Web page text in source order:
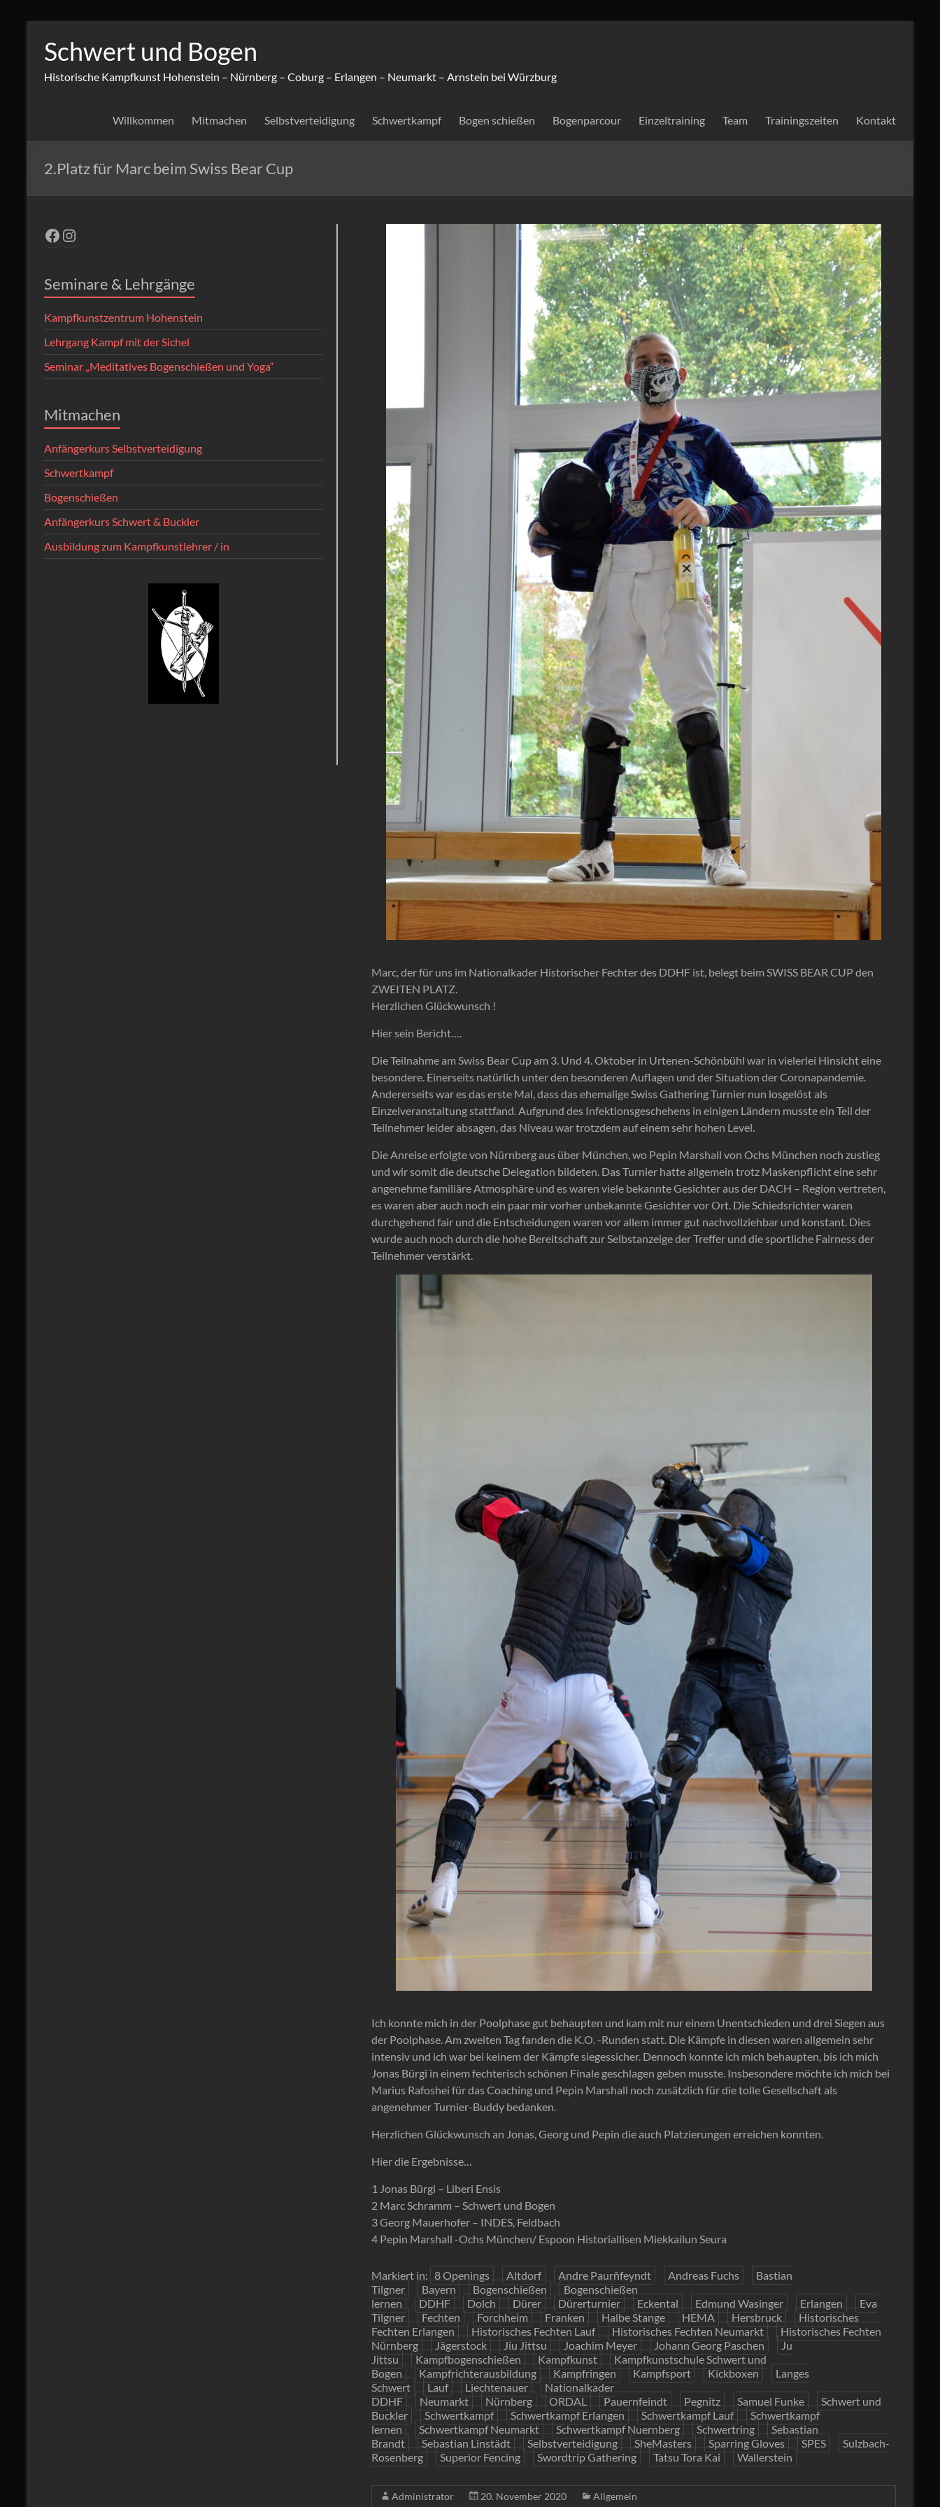
Inhalt
springen
Schwert und Bogen
Historische Kampfkunst Hohenstein – Nürnberg – Coburg – Erlangen – Neumarkt – Arnstein bei Würzburg
Willkommen Mitmachen Selbstverteidigung Schwertkampf Bogen schießen Bogenparcour Einzeltraining Team Trainingszeiten Kontakt
2.Platz für Marc beim Swiss Bear Cup
Marc, der für uns im Nationalkader Historischer Fechter des DDHF ist, belegt beim SWISS BEAR CUP den
ZWEITEN PLATZ.
Herzlichen Glückwunsch !
Hier sein Bericht….
Die Teilnahme am Swiss Bear Cup am 3. Und 4. Oktober in Urtenen-Schönbühl war in vielerlei Hinsicht eine
besondere. Einerseits natürlich unter den besonderen Auflagen und der Situation der Coronapandemie.
Andererseits war es das erste Mal, dass das ehemalige Swiss Gathering Turnier nun losgelöst als
Einzelveranstaltung stattfand. Aufgrund des Infektionsgeschehens in einigen Ländern musste ein Teil der
Teilnehmer leider absagen, das Niveau war trotzdem auf einem sehr hohen Level.
Die Anreise erfolgte von Nürnberg aus über München, wo Pepin Marshall von Ochs München noch zustieg
und wir somit die deutsche Delegation bildeten. Das Turnier hatte allgemein trotz Maskenpflicht eine sehr
angenehme familiäre Atmosphäre und es waren viele bekannte Gesichter aus der DACH – Region vertreten,
es waren aber auch noch ein paar mir vorher unbekannte Gesichter vor Ort. Die Schiedsrichter waren
durchgehend fair und die Entscheidungen waren vor allem immer gut nachvollziehbar und konstant. Dies
wurde auch noch durch die hohe Bereitschaft zur Selbstanzeige der Treffer und die sportliche Fairness der
Teilnehmer verstärkt.
Ich konnte mich in der Poolphase gut behaupten und kam mit nur einem Unentschieden und drei Siegen aus
der Poolphase. Am zweiten Tag fanden die K.O. -Runden statt. Die Kämpfe in diesen waren allgemein sehr
intensiv und ich war bei keinem der Kämpfe siegessicher. Dennoch konnte ich mich behaupten, bis ich mich
Jonas Bürgi in einem fechterisch schönen Finale geschlagen geben musste. Insbesondere möchte ich mich bei
Marius Rafoshei für das Coaching und Pepin Marshall noch zusätzlich für die tolle Gesellschaft als
angenehmer Turnier-Buddy bedanken.
Herzlichen Glückwunsch an Jonas, Georg und Pepin die auch Platzierungen erreichen konnten.
Hier die Ergebnisse…
1 Jonas Bürgi – Liberi Ensis
2 Marc Schramm – Schwert und Bogen
3 Georg Mauerhofer – INDES, Feldbach
4 Pepin Marshall -Ochs München/ Espoon Historiallisen Miekkailun Seura
Markiert in: 8 Openings Altdorf Andre Paurñfeyndt Andreas Fuchs
Bastian
Tilgner
Bayern Bogenschießen
Bogenschießen
lernen
DDHF Dolch Dürer Dürerturnier Eckental Edmund Wasinger Erlangen
Eva
Tilgner
Fechten Forchheim Franken Halbe Stange HEMA Hersbruck
Historisches
Fechten Erlangen
Historisches Fechten Lauf Historisches Fechten Neumarkt
Historisches Fechten
Nürnberg
Jägerstock Jiu Jittsu Joachim Meyer Johann Georg Paschen
Ju
Jittsu
Kampfbogenschießen Kampfkunst
Kampfkunstschule Schwert und
Bogen
Kampfrichterausbildung Kampfringen Kampfsport Kickboxen
Langes
Schwert
Lauf Liechtenauer
Nationalkader
DDHF
Neumarkt Nürnberg ORDAL Pauernfeindt Pegnitz Samuel Funke
Schwert und
Buckler
Schwertkampf Schwertkampf Erlangen Schwertkampf Lauf
Schwertkampf
lernen
Schwertkampf Neumarkt Schwertkampf Nuernberg Schwertring
Sebastian
Brandt
Sebastian Linstädt Selbstverteidigung SheMasters Sparring Gloves SPES
Sulzbach-
Rosenberg
Superior Fencing Swordtrip Gathering Tatsu Tora Kai Wallerstein
Administrator 20. November 2020 Allgemein
Facebook
Instagram
Seminare & Lehrgänge
Kampfkunstzentrum Hohenstein
Lehrgang Kampf mit der Sichel
Seminar „Meditatives Bogenschießen und Yoga“
Mitmachen
Anfängerkurs Selbstverteidigung
Schwertkampf
Bogenschießen
Anfängerkurs Schwert & Buckler
Ausbildung zum Kampfkunstlehrer / in